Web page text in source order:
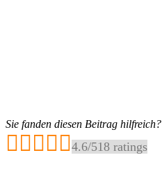
Sie fanden diesen Beitrag hilfreich?
4.6/518 ratings